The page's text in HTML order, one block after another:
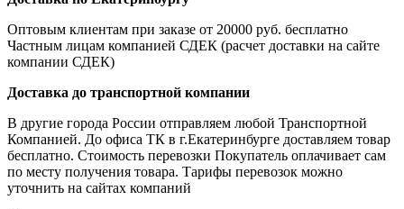
Оптовым клиентам при заказе от 20000 руб. бесплатно
Частным лицам компанией СДЕК (расчет доставки на сайте
компании СДЕК)
Доставка до транспортной компании
В другие города России отправляем любой Транспортной
Компанией. До офиса ТК в г.Екатеринбурге доставляем товар
бесплатно. Стоимость перевозки Покупатель оплачивает сам
по месту получения товара. Тарифы перевозок можно
уточнить на сайтах компаний